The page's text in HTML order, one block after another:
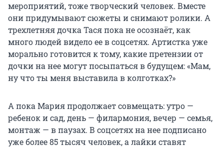
мероприятий, тоже творческий человек. Вместе
они придумывают сюжеты и снимают ролики. А
трехлетняя дочка Тася пока не осознаёт, как
много людей видело ее в соцсетях. Артистка уже
морально готовится к тому, какие претензии от
дочки на нее могут посыпаться в будущем: «Мам,
ну что ты меня выставила в колготках?»
А пока Мария продолжает совмещать: утро —
ребенок и сад, день — филармония, вечер — семья,
монтаж — в паузах. В соцсетях на нее подписано
уже более 85 тысяч человек, а лайки ставят